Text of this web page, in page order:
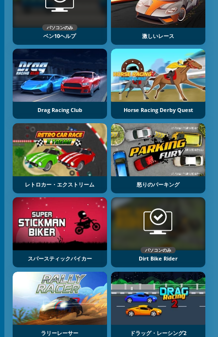
パソコンのみ
ベン10ヘルプ 激しいレース
Drag Racing Club Horse Racing Derby Quest
レトロカー・エクストリーム 怒りのパーキング
スパースティックバイカー
パソコンのみ
Dirt Bike Rider
ラリーレーサー ドラッグ・レーシング2